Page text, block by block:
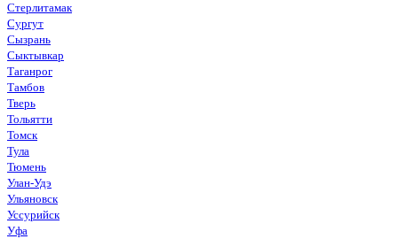
Стерлитамак
Сургут
Сызрань
Сыктывкар
Таганрог
Тамбов
Тверь
Тольятти
Томск
Тула
Тюмень
Улан-Удэ
Ульяновск
Уссурийск
Уфа